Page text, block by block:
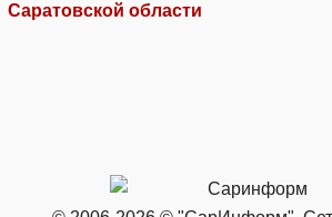
Саратовской области